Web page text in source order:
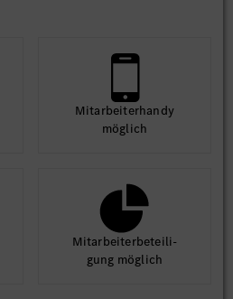
Mit­arbeiter­handy
möglich
Mit­arbeiter­beteili­
gung möglich